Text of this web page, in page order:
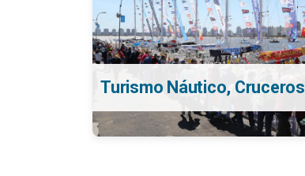
Turismo Náutico, Cruceros